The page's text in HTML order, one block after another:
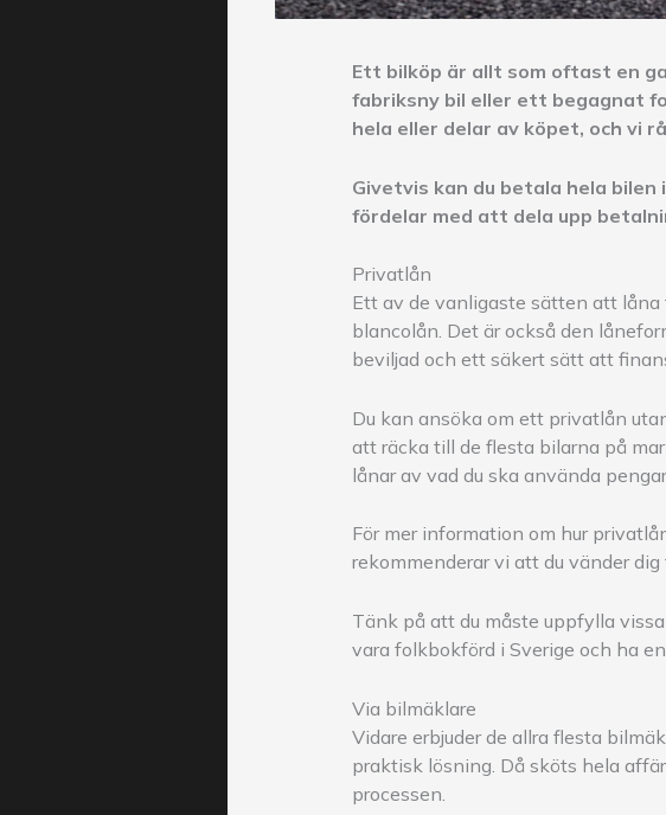
Ett bilköp är allt som oftast en
fabriksny bil eller ett begagnat
hela eller delar av köpet, och vi
Givetvis kan du betala hela
fördelar med att dela upp
Privatlån
Ett av de vanligaste sätten att
blancolån. Det är också den
beviljad och ett säkert sätt att
Du kan ansöka om ett privatlån
att räcka till de flesta bilarna på
lånar av vad du ska använda
För mer information om hur
rekommenderar vi att du vänder
Tänk på att du måste uppfylla
vara folkbokförd i Sverige och ha
Via bilmäklare
Vidare erbjuder de allra flesta
praktisk lösning. Då sköts hela
processen.